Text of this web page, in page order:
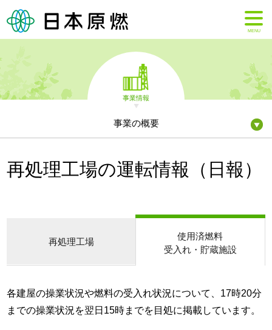
MENU
事業情報
事業の概要
再処理工場の運転情報（日報）
再処理工場
使用済燃料
受入れ・貯蔵施設
各建屋の操業状況や燃料の受入れ状況について、17時20分
までの操業状況を翌日15時までを目処に掲載しています。